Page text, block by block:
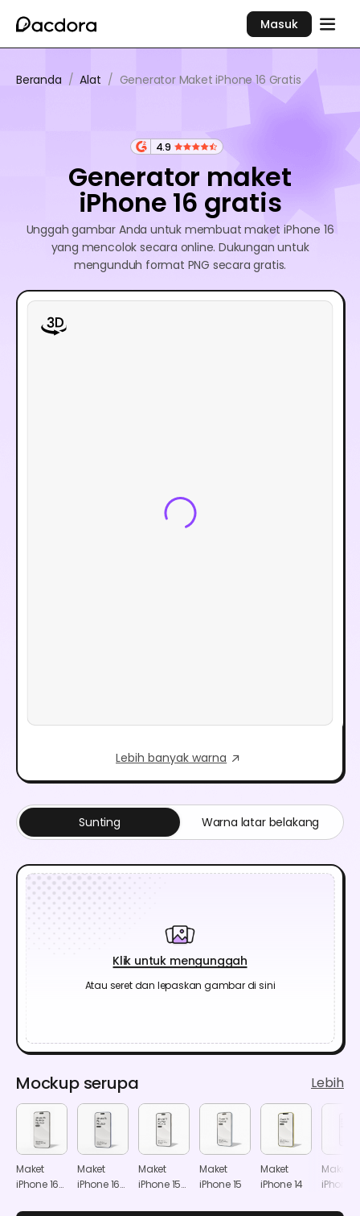
Masuk
Beranda / Alat / Generator Maket iPhone 16 Gratis
4.9
Generator maket
iPhone 16 gratis
Unggah gambar Anda untuk membuat maket iPhone 16
yang mencolok secara online. Dukungan untuk
mengunduh format PNG secara gratis.
Lebih banyak warna
Klik untuk mengunggah
Atau seret dan lepaskan gambar di sini
Sunting Warna latar belakang
Mockup serupa Lebih
Maket
iPhone 16
Maket
iPhone 16
Maket
iPhone 15
Maket
iPhone 15
Maket
iPhone 14
Maket
iPhone